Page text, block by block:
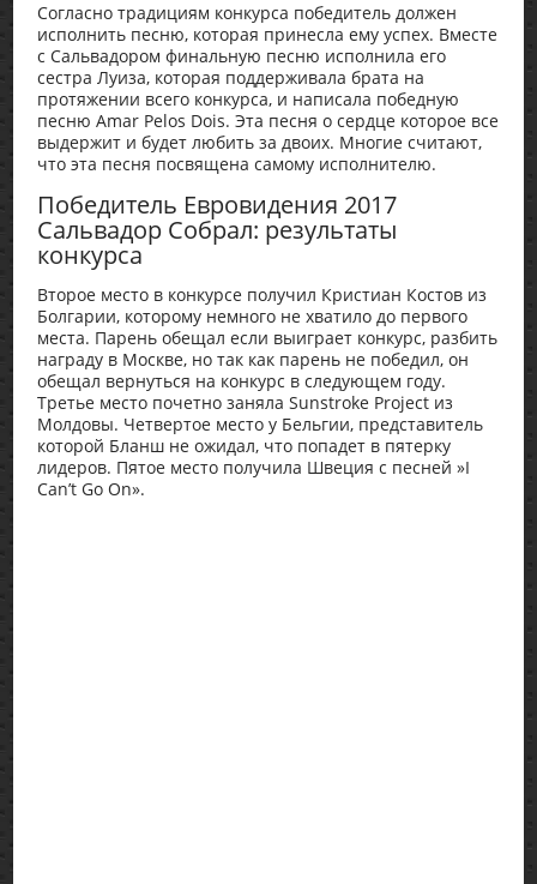
Согласно традициям конкурса победитель должен
исполнить песню, которая принесла ему успех. Вместе
с Сальвадором финальную песню исполнила его
сестра Луиза, которая поддерживала брата на
протяжении всего конкурса, и написала победную
песню Amar Pelos Dois. Эта песня о сердце которое все
выдержит и будет любить за двоих. Многие считают,
что эта песня посвящена самому исполнителю.
Победитель Евровидения 2017
Сальвадор Собрал: результаты
конкурса
Второе место в конкурсе получил Кристиан Костов из
Болгарии, которому немного не хватило до первого
места. Парень обещал если выиграет конкурс, разбить
награду в Москве, но так как парень не победил, он
обещал вернуться на конкурс в следующем году.
Третье место почетно заняла Sunstroke Project из
Молдовы. Четвертое место у Бельгии, представитель
которой Бланш не ожидал, что попадет в пятерку
лидеров. Пятое место получила Швеция с песней »I
Can’t Go On».